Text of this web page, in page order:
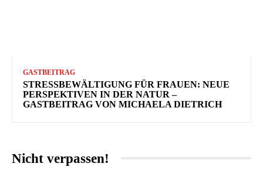
GASTBEITRAG
STRESSBEWÄLTIGUNG FÜR FRAUEN: NEUE
PERSPEKTIVEN IN DER NATUR –
GASTBEITRAG VON MICHAELA DIETRICH
Nicht verpassen!